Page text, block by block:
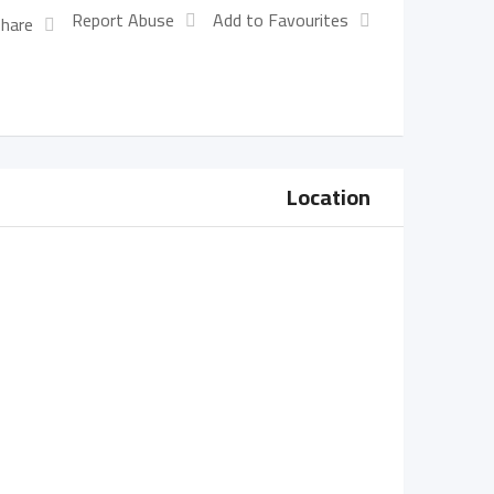
Add to Favourites
Report Abuse
Location